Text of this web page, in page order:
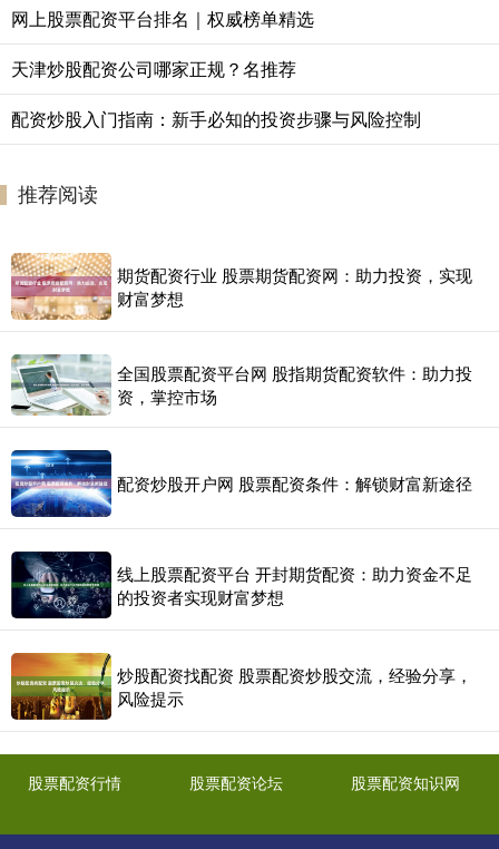
网上股票配资平台排名｜权威榜单精选
天津炒股配资公司哪家正规？名推荐
配资炒股入门指南：新手必知的投资步骤与风险控制
推荐阅读
期货配资行业 股票期货配资网：助力投资，实现
财富梦想
全国股票配资平台网 股指期货配资软件：助力投
资，掌控市场
配资炒股开户网 股票配资条件：解锁财富新途径
线上股票配资平台 开封期货配资：助力资金不足
的投资者实现财富梦想
炒股配资找配资 股票配资炒股交流，经验分享，
风险提示
股票配资行情 股票配资论坛 股票配资知识网